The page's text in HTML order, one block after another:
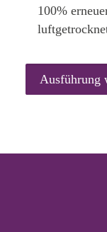
100%
Ausführung